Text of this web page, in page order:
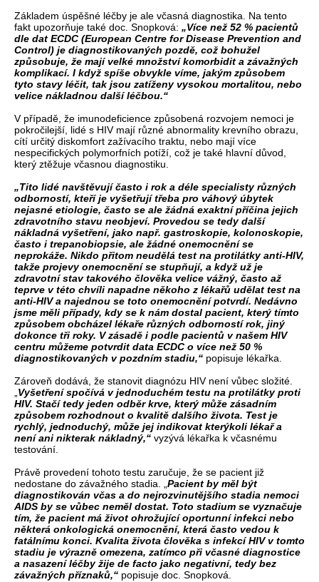
Základem úspěšné léčby je ale včasná diagnostika. Na tento
fakt upozorňuje také doc. Snopková: „Více než 52 % pacientů
dle dat ECDC (European Centre for Disease Prevention and
Control) je diagnostikovaných pozdě, což bohužel
způsobuje, že mají velké množství komorbidit a závažných
komplikací. I když spíše obvykle víme, jakým způsobem
tyto stavy léčit, tak jsou zatíženy vysokou mortalitou, nebo
velice nákladnou další léčbou.“
V případě, že imunodeficience způsobená rozvojem nemoci je
pokročilejší, lidé s HIV mají různé abnormality krevního obrazu,
cítí určitý diskomfort zažívacího traktu, nebo mají více
nespecifických polymorfních potíží, což je také hlavní důvod,
který ztěžuje včasnou diagnostiku.
„Tito lidé navštěvují často i rok a déle specialisty různých
odborností, kteří je vyšetřují třeba pro váhový úbytek
nejasné etiologie, často se ale žádná exaktní příčina jejich
zdravotního stavu neobjeví. Provedou se tedy další
nákladná vyšetření, jako např. gastroskopie, kolonoskopie,
často i trepanobiopsie, ale žádné onemocnění se
neprokáže. Nikdo přitom neudělá test na protilátky anti-HIV,
takže projevy onemocnění se stupňují, a když už je
zdravotní stav takového člověka velice vážný, často až
teprve v této chvíli napadne někoho z lékařů udělat test na
anti-HIV a najednou se toto onemocnění potvrdí. Nedávno
jsme měli případy, kdy se k nám dostal pacient, který tímto
způsobem obcházel lékaře různých odborností rok, jiný
dokonce tři roky. V zásadě i podle pacientů v našem HIV
centru můžeme potvrdit data ECDC o více než 50 %
diagnostikovaných v pozdním stadiu,“ popisuje lékařka.
Zároveň dodává, že stanovit diagnózu HIV není vůbec složité.
„Vyšetření spočívá v jednoduchém testu na protilátky proti
HIV. Stačí tedy jeden odběr krve, který může zásadním
způsobem rozhodnout o kvalitě dalšího života. Test je
rychlý, jednoduchý, může jej indikovat kterýkoli lékař a
není ani nikterak nákladný,“ vyzývá lékařka k včasnému
testování.
Právě provedení tohoto testu zaručuje, že se pacient již
nedostane do závažného stadia. „Pacient by měl být
diagnostikován včas a do nejrozvinutějšího stadia nemoci
AIDS by se vůbec neměl dostat. Toto stadium se vyznačuje
tím, že pacient má život ohrožující oportunní infekci nebo
některá onkologická onemocnění, která často vedou k
fatálnímu konci. Kvalita života člověka s infekcí HIV v tomto
stadiu je výrazně omezena, zatímco při včasné diagnostice
a nasazení léčby žije de facto jako negativní, tedy bez
závažných příznaků,“ popisuje doc. Snopková.